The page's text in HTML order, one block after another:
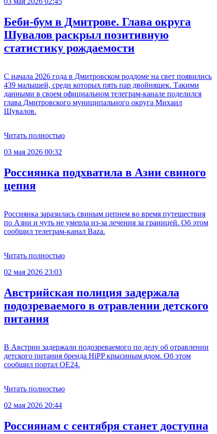
Беби-бум в Дмитрове. Глава округа
Шувалов раскрыл позитивную
статистику рождаемости
С начала 2026 года в Дмитровском роддоме на свет появились
439 малышей, среди которых пять пар двойняшек. Такими
данными в своем официальном телеграм-канале поделился
глава Дмитровского муниципального округа Михаил
Шувалов.
Читать полностью
03 мая 2026 00:32
Россиянка подхватила в Азии свиного
цепня
Россиянка заразилась свиным цепнем во время путешествия
по Азии и чуть не умерла из-за лечения за границей. Об этом
сообщил телеграм-канал Baza.
Читать полностью
02 мая 2026 23:03
Австрийская полиция задержала
подозреваемого в отравлении детского
питания
В Австрии задержали подозреваемого по делу об отравлении
детского питания бренда HiPP крысиным ядом. Об этом
сообщил портал OE24.
Читать полностью
02 мая 2026 20:44
Россиянам с сентября станет доступна